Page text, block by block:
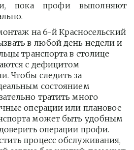
пока профи выполняют
на 6-й Красносельский
в любой день недели и
транспорта в столице
с дефицитом
Чтобы следить за
состоянием
тратить много
операции или плановое
может быть удобным
операции профи.
процесс обслуживания,